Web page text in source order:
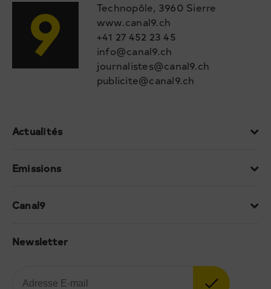
Technopôle, 3960 Sierre
www.canal9.ch
+41 27 452 23 45
info@canal9.ch
journalistes@canal9.ch
publicite@canal9.ch
Actualités
Emissions
Canal9
Newsletter